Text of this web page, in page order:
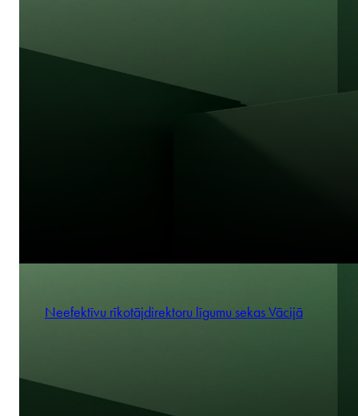
Neefektīvu rīkotājdirektoru līgumu sekas Vācijā